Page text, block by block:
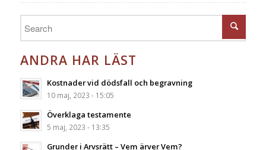
ANDRA HAR LÄST
Kostnader vid dödsfall och begravning
10 maj, 2023 - 15:05
Överklaga testamente
5 maj, 2023 - 13:35
Grunder i Arvsrätt – Vem ärver Vem?